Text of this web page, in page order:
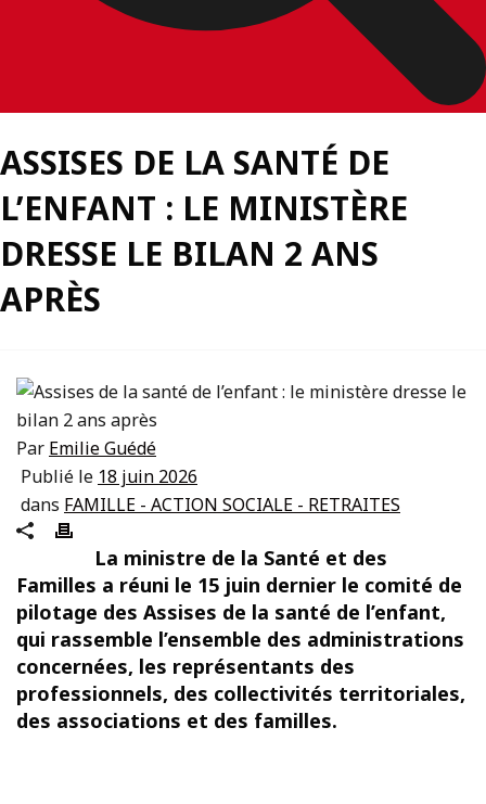
ASSISES DE LA SANTÉ DE
L’ENFANT : LE MINISTÈRE
DRESSE LE BILAN 2 ANS
APRÈS
Par Emilie Guédé
Publié le 18 juin 2026
dans FAMILLE - ACTION SOCIALE - RETRAITES
La ministre de la Santé et des
Familles a réuni le 15 juin dernier le comité de
pilotage des Assises de la santé de l’enfant,
qui rassemble l’ensemble des administrations
concernées, les représentants des
professionnels, des collectivités territoriales,
des associations et des familles.